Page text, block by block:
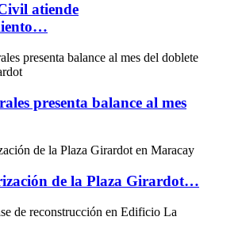
atiende
presenta balance al mes
de la Plaza Girardot…